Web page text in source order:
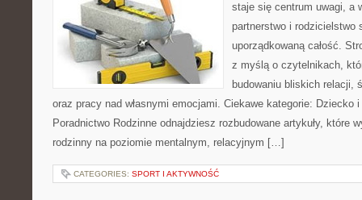
staje się centrum uwagi, a
partnerstwo i rodzicielstwo
uporządkowaną całość.
z myślą o czytelnikach,
budowaniu bliskich relacji,
oraz pracy nad własnymi emocjami. Ciekawe kategorie: Dziecko
Poradnictwo Rodzinne odnajdziesz rozbudowane artykuły, które
rodzinny na poziomie mentalnym, relacyjnym […]
CATEGORIES: SPORT I AKTYWNOŚĆ